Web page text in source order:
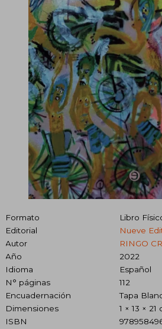
Formato
Libro
Editorial
Nueve
Autor
RINGO
Año
2022
Idioma
Español
N° páginas
112
Encuadernación
Tapa
Dimensiones
1 × 13 × 21
ISBN